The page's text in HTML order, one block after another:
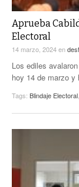
Aprueba
Electoral
14 marzo, 2024en
Los ediles
hoy 14 de marzo
Tags: Blindaje Electoral